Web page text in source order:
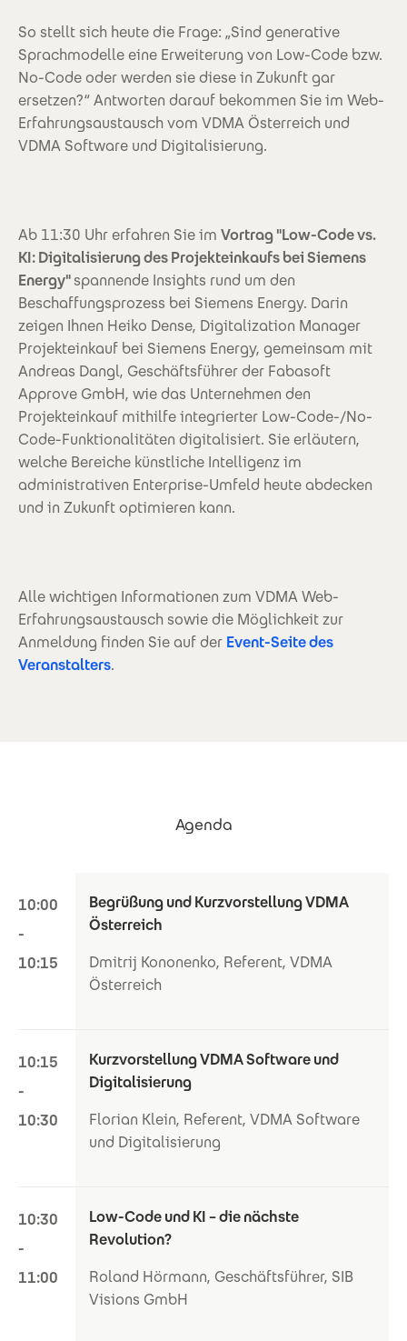
So stellt sich heute die Frage: „Sind generative
Sprachmodelle eine Erweiterung von Low-Code bzw.
No-Code oder werden sie diese in Zukunft gar
ersetzen?“ Antworten darauf bekommen Sie im Web-
Erfahrungsaustausch vom VDMA Österreich und
VDMA Software und Digitalisierung.
Ab 11:30 Uhr erfahren Sie im Vortrag "Low-Code vs.
KI: Digitalisierung des Projekteinkaufs bei Siemens
Energy"spannende Insights rund um den
Beschaffungsprozess bei Siemens Energy. Darin
zeigen Ihnen Heiko Dense, Digitalization Manager
Projekteinkauf bei Siemens Energy, gemeinsam mit
Andreas Dangl, Geschäftsführer der Fabasoft
Approve GmbH, wie das Unternehmen den
Projekteinkauf mithilfe integrierter Low-Code-/No-
Code-Funktionalitäten digitalisiert. Sie erläutern,
welche Bereiche künstliche Intelligenz im
administrativen Enterprise-Umfeld heute abdecken
und in Zukunft optimieren kann.
Alle wichtigen Informationen zum VDMA Web-
Erfahrungsaustausch sowie die Möglichkeit zur
Anmeldung finden Sie auf der Event-Seite des
Veranstalters.
Agenda
10:00
-
10:15
Begrüßung und Kurzvorstellung VDMA
Österreich
Dmitrij Kononenko, Referent, VDMA
Österreich
10:15
-
10:30
Kurzvorstellung VDMA Software und
Digitalisierung
Florian Klein, Referent, VDMA Software
und Digitalisierung
10:30
-
11:00
Low-Code und KI – die nächste
Revolution?
Roland Hörmann, Geschäftsführer, SIB
Visions GmbH